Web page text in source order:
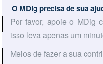
O MDig precisa de sua
Por favor, apoie o MDig
isso leva apenas um
Meios de fazer a sua